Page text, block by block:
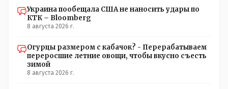
Украина пообещала США не наносить удары по
КТК – Bloomberg
8 августа 2026 г.
Огурцы размером с кабачок? - Перерабатываем
переросшие летние овощи, чтобы вкусно съесть
зимой
8 августа 2026 г.